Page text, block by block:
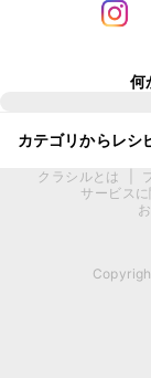
何
カテゴリからレシ
クラシルとは
サービス